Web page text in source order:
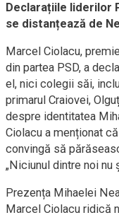
Declarațiile liderilor
se distanțează de
Marcel Ciolacu,
din partea PSD, a
el, nici colegii săi,
primarul Craiovei,
despre identitatea
Ciolacu a menționat
convingă să
„Niciunul dintre noi nu
Prezența Mihaelei
Marcel Ciolacu ridică